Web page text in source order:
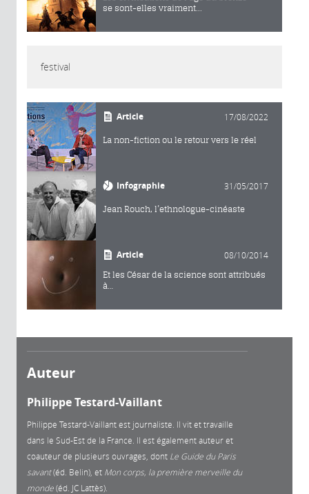
se sont-elles vraiment...
festival
Article 17/08/2022
La non-fiction ou le retour vers le réel
Infographie 31/05/2017
Jean Rouch, l’ethnologue-cinéaste
Article 08/10/2014
Et les César de la science sont attribués
à…
Auteur
Philippe Testard-Vaillant
Philippe Testard-Vaillant est journaliste. Il vit et travaille
dans le Sud-Est de la France. Il est également auteur et
coauteur de plusieurs ouvrages, dont Le Guide du Paris
savant(éd. Belin), et Mon corps, la première merveille du
monde(éd. JC Lattès).